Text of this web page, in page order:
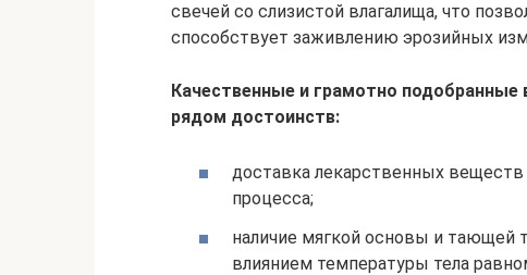
свечей со слизистой влагалища, что
способствует заживлению эрозийных
Качественные и грамотно
рядом достоинств:
доставка лекарственных веществ
процесса;
наличие мягкой основы и тающей
влиянием температуры тела